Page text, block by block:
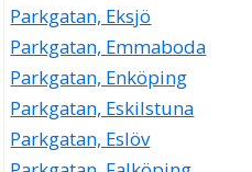
Parkgatan, Eksjö
Parkgatan, Emmaboda
Parkgatan, Enköping
Parkgatan, Eskilstuna
Parkgatan, Eslöv